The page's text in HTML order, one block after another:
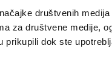
društvenih
za društvene medije,
prikupili dok ste